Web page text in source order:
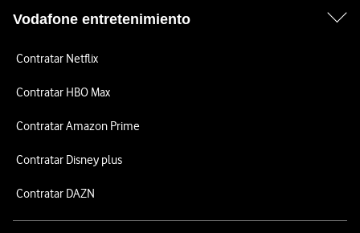
Vodafone entretenimiento
Contratar Netflix
Contratar HBO Max
Contratar Amazon Prime
Contratar Disney plus
Contratar DAZN